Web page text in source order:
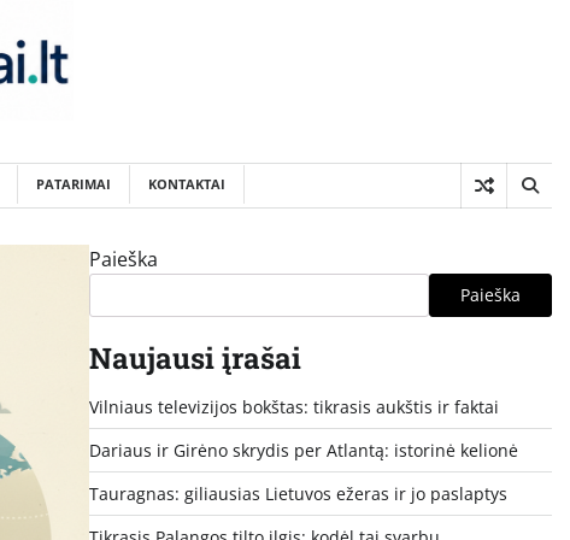
PATARIMAI KONTAKTAI
Paieška
Paieška
Naujausi įrašai
Vilniaus televizijos bokštas: tikrasis aukštis ir faktai
Dariaus ir Girėno skrydis per Atlantą: istorinė kelionė
Tauragnas: giliausias Lietuvos ežeras ir jo paslaptys